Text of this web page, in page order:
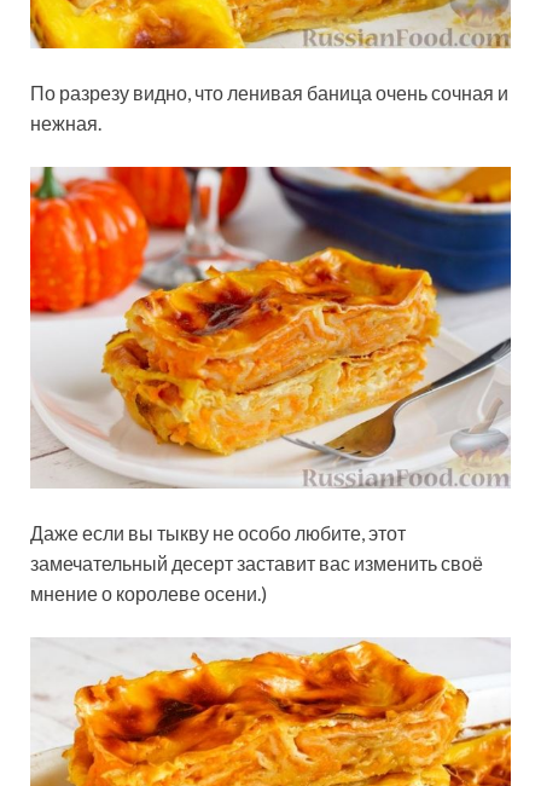
По разрезу видно, что ленивая баница очень сочная и
нежная.
Даже если вы тыкву не особо любите, этот
замечательный десерт заставит вас изменить своё
мнение о королеве осени.)